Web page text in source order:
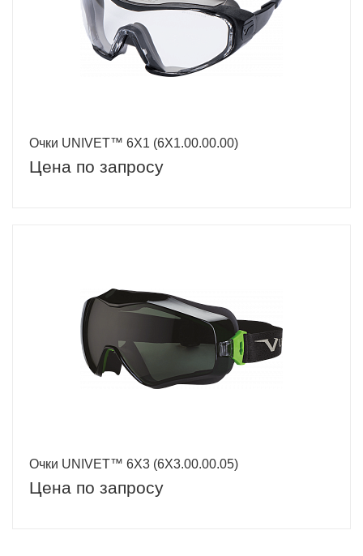
Очки UNIVET™ 6Х1 (6Х1.00.00.00)
Цена по запросу
Очки UNIVET™ 6Х3 (6Х3.00.00.05)
Цена по запросу